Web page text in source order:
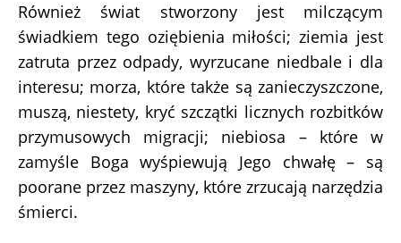
Również świat stworzony jest milczącym
świadkiem tego oziębienia miłości; ziemia jest
zatruta przez odpady, wyrzucane niedbale i dla
interesu; morza, które także są zanieczyszczone,
muszą, niestety, kryć szczątki licznych rozbitków
przymusowych migracji; niebiosa – które w
zamyśle Boga wyśpiewują Jego chwałę – są
poorane przez maszyny, które zrzucają narzędzia
śmierci.